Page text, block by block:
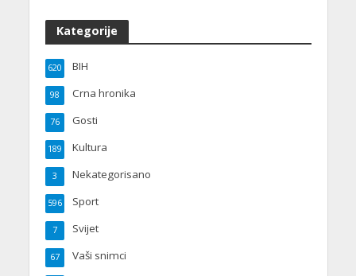
Kategorije
BIH
620
Crna hronika
98
Gosti
76
Kultura
189
Nekategorisano
3
Sport
596
Svijet
7
Vaši snimci
67